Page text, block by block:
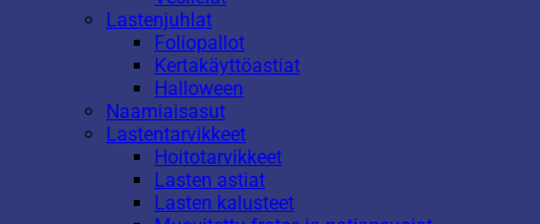
Lastenjuhlat
Foliopallot
Kertakäyttöastiat
Halloween
Naamiaisasut
Lastentarvikkeet
Hoitotarvikkeet
Lasten astiat
Lasten kalusteet